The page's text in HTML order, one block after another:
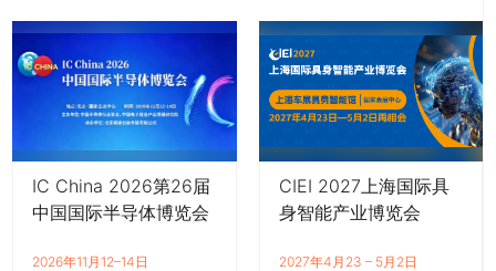
IC China 2026第26届
中国国际半导体博览会
2026年11月12–14日
CIEI 2027上海国际具
身智能产业博览会
2027年4月23 – 5月2日